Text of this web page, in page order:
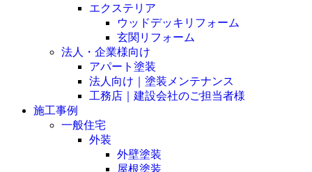
エクステリア
ウッドデッキリフォーム
玄関リフォーム
法人・企業様向け
アパート塗装
法人向け｜塗装メンテナンス
工務店｜建設会社のご担当者様
施工事例
一般住宅
外装
外壁塗装
屋根塗装